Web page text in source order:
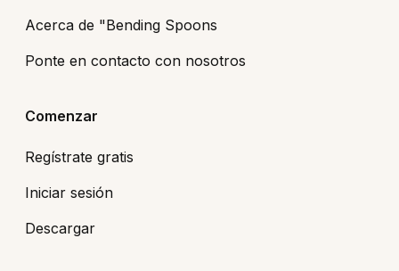
Acerca de "Bending Spoons
Ponte en contacto con nosotros
Comenzar
Regístrate gratis
Iniciar sesión
Descargar